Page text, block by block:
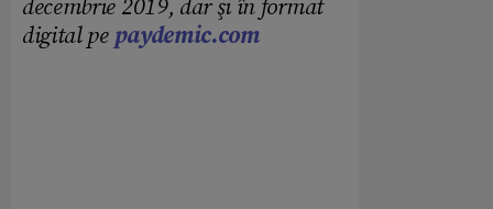
decembrie 2019, dar şi în format
digital pe paydemic.com